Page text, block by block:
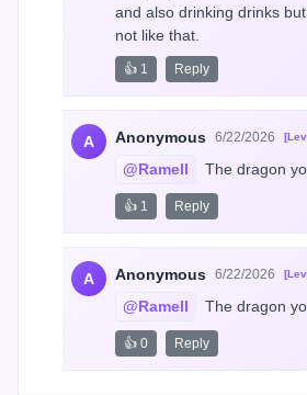
and also drinking drinks
not like that.
👍 1 Reply
A Anonymous 6/22/2026
@Ramell The dragon
👍 1 Reply
A Anonymous 6/22/2026
@Ramell The dragon
👍 0 Reply